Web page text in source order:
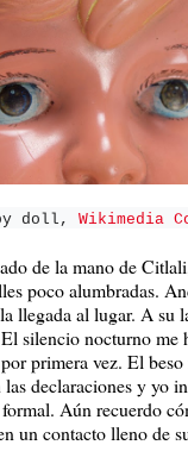
doll, Wikimedia
de la mano de
poco alumbradas.
llegada al lugar. A su
silencio nocturno me
primera vez. El
declaraciones y yo
Aún recuerdo
un contacto lleno de